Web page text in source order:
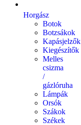
Horgász
Botok
Botzsákok
Kapásjelzők
Kiegészítők
Melles
csizma
/
gázlóruha
Lámpák
Orsók
Szákok
Székek